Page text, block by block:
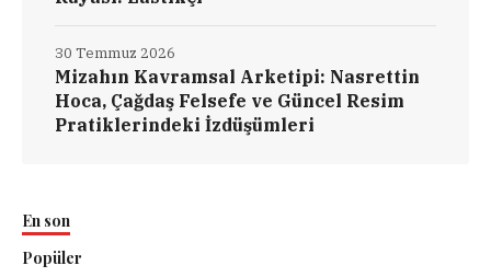
Mizahın Kavramsal Arketipi: Nasrettin
Hoca, Çağdaş Felsefe ve Güncel Resim
Pratiklerindeki İzdüşümleri
30 Temmuz 2026
En son
Popüler